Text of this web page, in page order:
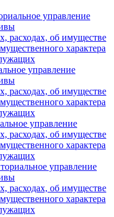
управление
расходах, об имуществе
характера
управление
расходах, об имуществе
характера
управление
расходах, об имуществе
характера
управление
расходах, об имуществе
характера